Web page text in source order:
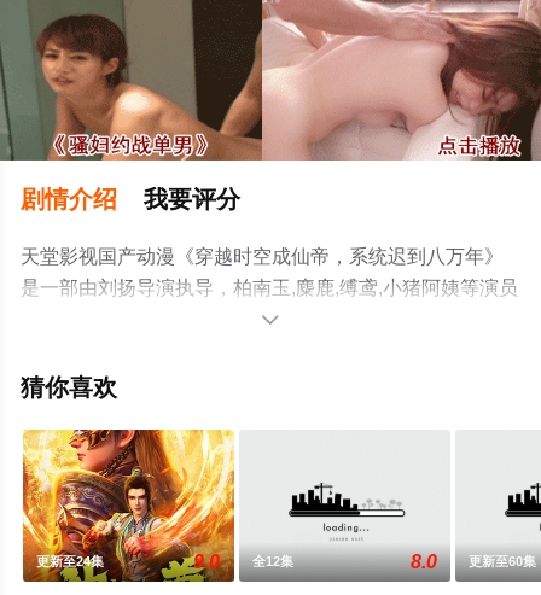
剧情介绍 我要评分
天堂影视国产动漫《穿越时空成仙帝，系统迟到八万年》
是一部由刘扬导演执导，柏南玉,麋鹿,缚鸢,小猪阿姨等演员
精彩演绎的大陆动漫，手机免费观看高清未删减完整版动
漫、电视猫或剧情网等平台了解。

猜你喜欢
更新至24集 9.0 全12集 8.0 更新至60集